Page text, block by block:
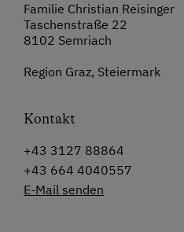
Familie Christian Reisinger
Taschenstraße 22
8102 Semriach
Region Graz, Steiermark
Kontakt
+43 3127 88864
+43 664 4040557
E-Mail senden